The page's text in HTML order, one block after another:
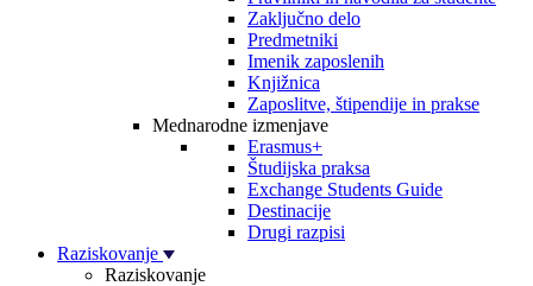
Zaključno delo
Predmetniki
Imenik zaposlenih
Knjižnica
Zaposlitve, štipendije in prakse
Mednarodne izmenjave
Erasmus+
Študijska praksa
Exchange Students Guide
Destinacije
Drugi razpisi
Raziskovanje
Raziskovanje